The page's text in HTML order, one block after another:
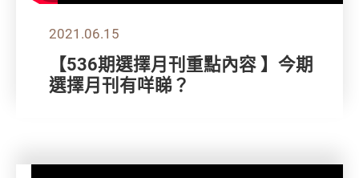
2021.06.15
【536期選擇月刊重點內容 】今期
選擇月刊有咩睇？